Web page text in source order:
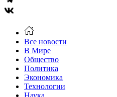
Все новости
В Мире
Общество
Политика
Экономика
Технологии
Наука